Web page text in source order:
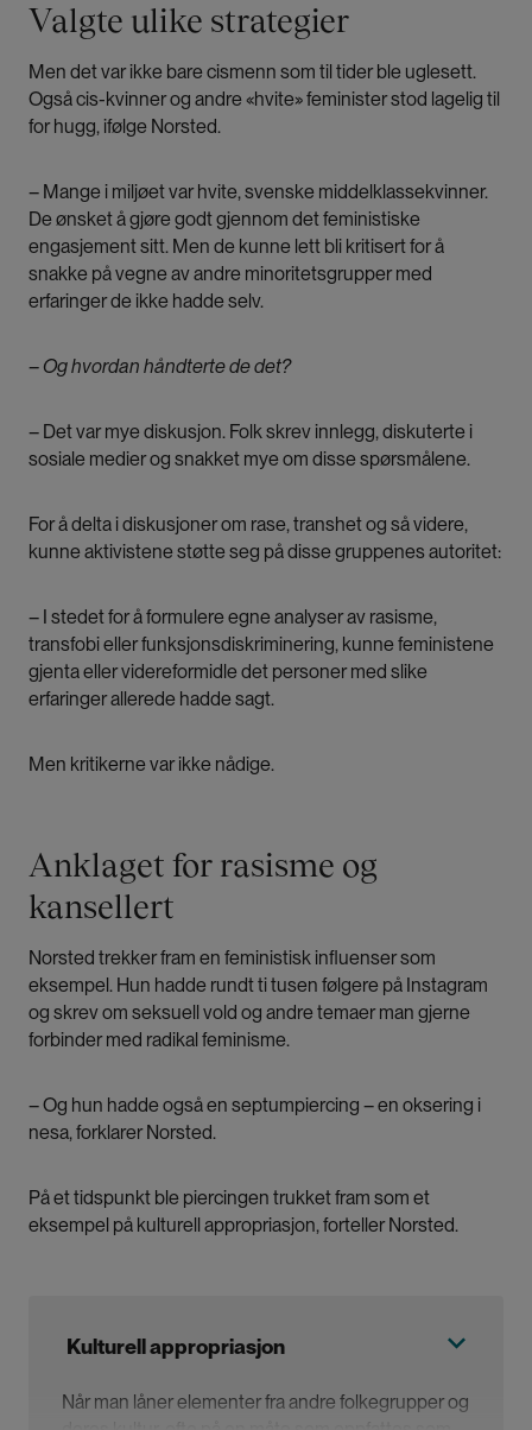
Valgte ulike strategier
Men det var ikke bare cismenn som til tider ble uglesett.
Også cis-kvinner og andre «hvite» feminister stod lagelig til
for hugg, ifølge Norsted.
– Mange i miljøet var hvite, svenske middelklassekvinner.
De ønsket å gjøre godt gjennom det feministiske
engasjement sitt. Men de kunne lett bli kritisert for å
snakke på vegne av andre minoritetsgrupper med
erfaringer de ikke hadde selv.
– Og hvordan håndterte de det?
– Det var mye diskusjon. Folk skrev innlegg, diskuterte i
sosiale medier og snakket mye om disse spørsmålene.
For å delta i diskusjoner om rase, transhet og så videre,
kunne aktivistene støtte seg på disse gruppenes autoritet:
– I stedet for å formulere egne analyser av rasisme,
transfobi eller funksjonsdiskriminering, kunne feministene
gjenta eller videreformidle det personer med slike
erfaringer allerede hadde sagt.
Men kritikerne var ikke nådige.
Anklaget for rasisme og
kansellert
Norsted trekker fram en feministisk influenser som
eksempel. Hun hadde rundt ti tusen følgere på Instagram
og skrev om seksuell vold og andre temaer man gjerne
forbinder med radikal feminisme.
– Og hun hadde også en septumpiercing – en oksering i
nesa, forklarer Norsted.
På et tidspunkt ble piercingen trukket fram som et
eksempel på kulturell appropriasjon, forteller Norsted.
Kulturell appropriasjon
Når man låner elementer fra andre folkegrupper og